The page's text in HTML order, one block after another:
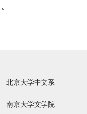
北京大学中文系
南京大学文学院